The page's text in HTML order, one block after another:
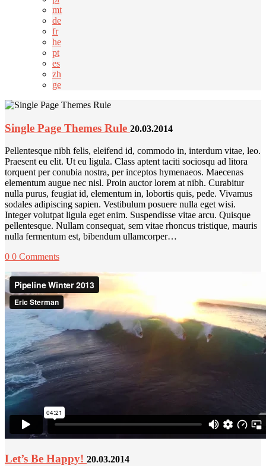
mt
de
fr
he
pt
es
zh
ge
Single Page Themes Rule 20.03.2014
Pellentesque nibh felis, eleifend id, commodo in, interdum vitae, leo.
Praesent eu elit. Ut eu ligula. Class aptent taciti sociosqu ad litora
torquent per conubia nostra, per inceptos hymenaeos. Maecenas
elementum augue nec nisl. Proin auctor lorem at nibh. Curabitur
nulla purus, feugiat id, elementum in, lobortis quis, pede. Vivamus
sodales adipiscing sapien. Vestibulum posuere nulla eget wisi.
Integer volutpat ligula eget enim. Suspendisse vitae arcu. Quisque
pellentesque. Nullam consequat, sem vitae rhoncus tristique, mauris
nulla fermentum est, bibendum ullamcorper…
0 0 Comments
Let’s Be Happy! 20.03.2014